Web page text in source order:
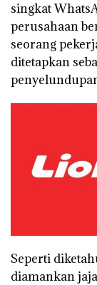
singkat
perusahaan
seorang
ditetapkan
Seperti
diamankan